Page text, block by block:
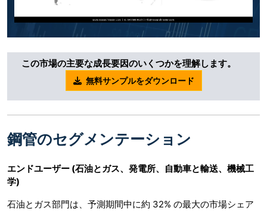
この市場の主要な成長要因のいくつかを理解します。
無料サンプルをダウンロード
鋼管のセグメンテーション
エンドユーザー (石油とガス、発電所、自動車と輸送、機械工
学)
石油とガス部門は、予測期間中に約 32% の最大の市場シェア